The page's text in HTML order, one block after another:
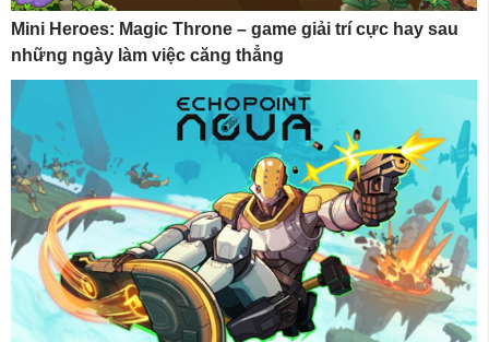
Mini Heroes: Magic Throne – game giải trí cực hay sau
những ngày làm việc căng thẳng